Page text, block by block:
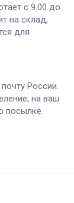
с 9.00 до
на склад,
для
России.
на ваш
посылке.